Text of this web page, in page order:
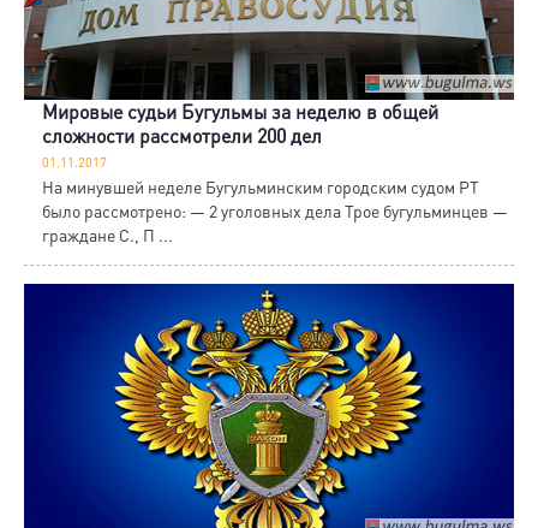
Мировые судьи Бугульмы за неделю в общей
сложности рассмотрели 200 дел
01.11.2017
На минувшей неделе Бугульминским городским судом РТ
было рассмотрено: — 2 уголовных дела Трое бугульминцев —
граждане С., П ...